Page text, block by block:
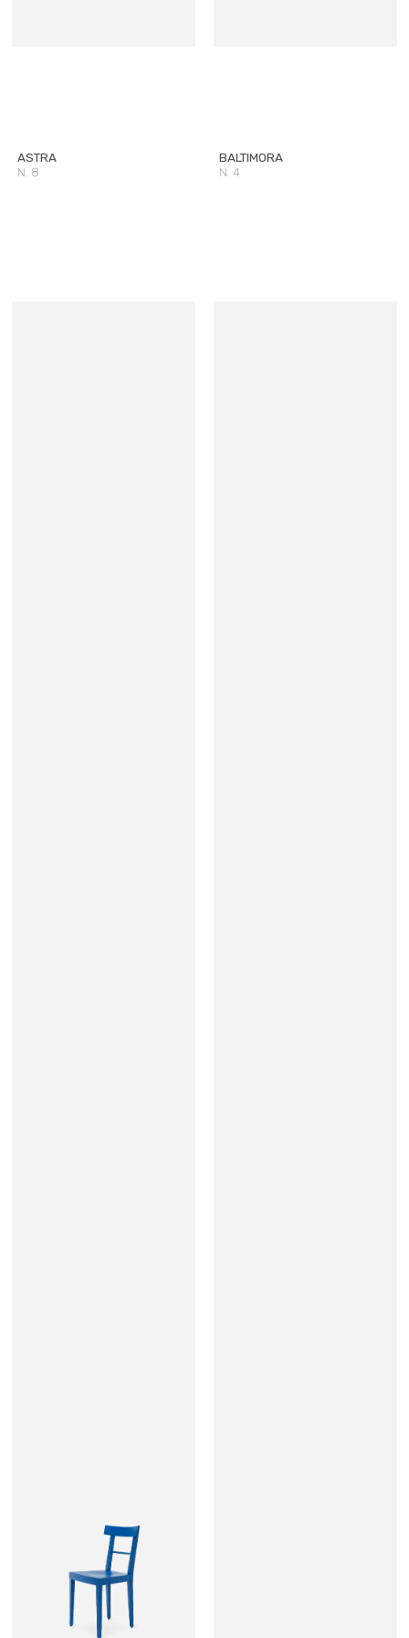
ASTRA
N. 8
BALTIMORA
N. 4